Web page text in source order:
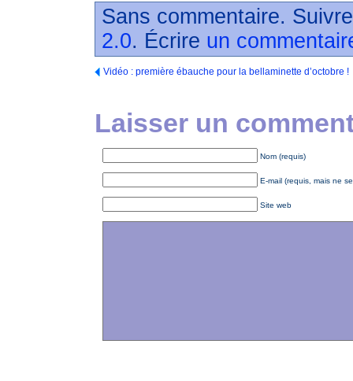
Sans commentaire.
2.0. Écrire un
Vidéo : première ébauche pour la bellaminette d’octobre !
Laisser un
Nom (requis)
E-mail (requis, mais ne
Site web